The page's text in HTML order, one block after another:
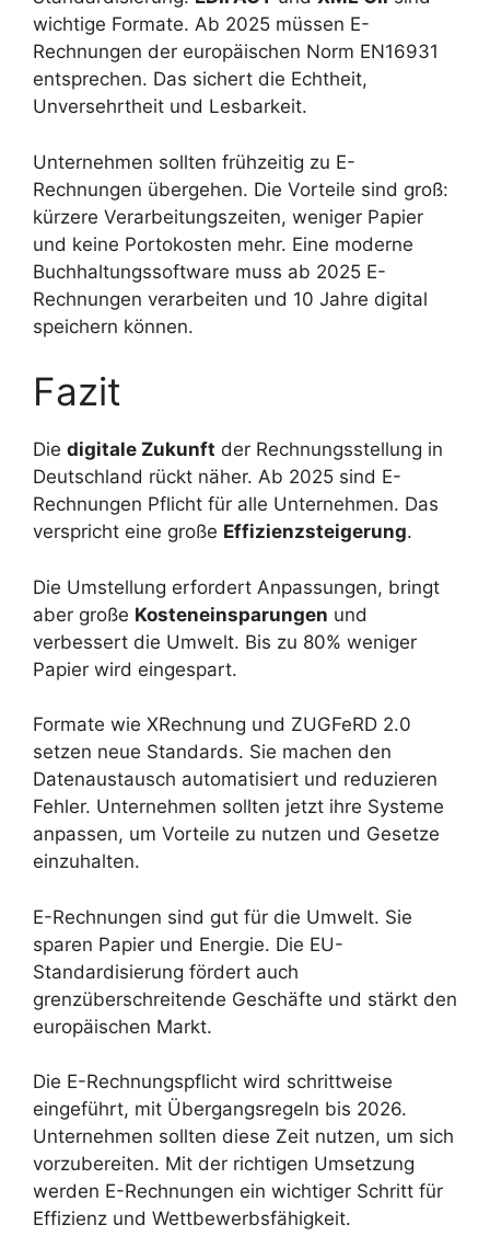
wichtige Formate. Ab 2025 müssen E-
Rechnungen der europäischen Norm EN16931
entsprechen. Das sichert die Echtheit,
Unversehrtheit und Lesbarkeit.
Unternehmen sollten frühzeitig zu E-
Rechnungen übergehen. Die Vorteile sind groß:
kürzere Verarbeitungszeiten, weniger Papier
und keine Portokosten mehr. Eine moderne
Buchhaltungssoftware muss ab 2025 E-
Rechnungen verarbeiten und 10 Jahre digital
speichern können.
Fazit
Die digitale Zukunft der Rechnungsstellung in
Deutschland rückt näher. Ab 2025 sind E-
Rechnungen Pflicht für alle Unternehmen. Das
verspricht eine große Effizienzsteigerung.
Die Umstellung erfordert Anpassungen, bringt
aber große Kosteneinsparungen und
verbessert die Umwelt. Bis zu 80% weniger
Papier wird eingespart.
Formate wie XRechnung und ZUGFeRD 2.0
setzen neue Standards. Sie machen den
Datenaustausch automatisiert und reduzieren
Fehler. Unternehmen sollten jetzt ihre Systeme
anpassen, um Vorteile zu nutzen und Gesetze
einzuhalten.
E-Rechnungen sind gut für die Umwelt. Sie
sparen Papier und Energie. Die EU-
Standardisierung fördert auch
grenzüberschreitende Geschäfte und stärkt den
europäischen Markt.
Die E-Rechnungspflicht wird schrittweise
eingeführt, mit Übergangsregeln bis 2026.
Unternehmen sollten diese Zeit nutzen, um sich
vorzubereiten. Mit der richtigen Umsetzung
werden E-Rechnungen ein wichtiger Schritt für
Effizienz und Wettbewerbsfähigkeit.